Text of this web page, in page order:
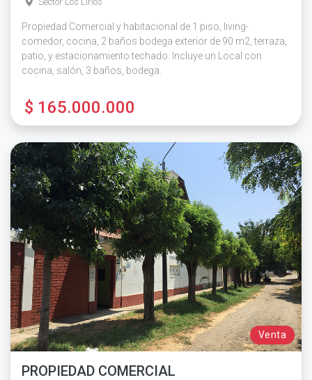
Propiedad Comercial y habitacional de 1 piso, living-
comedor, cocina, 2 baños bodega exterior de 90 m2, terraza,
patio, y estacionamiento techado. Incluye un Local con
cocina, salón, 3 baños, bodega.
$ 165.000.000
Venta
PROPIEDAD COMERCIAL